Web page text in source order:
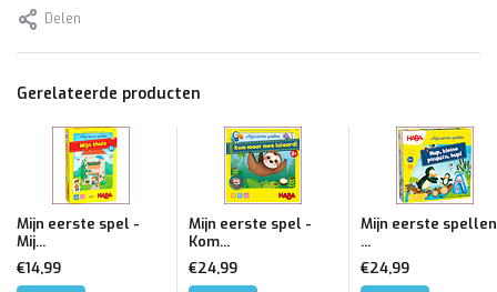
Delen
Gerelateerde producten
Mijn eerste spel -
Mij...
€14,99
Mijn eerste spel -
Kom...
€24,99
Mijn eerste
...
€24,99